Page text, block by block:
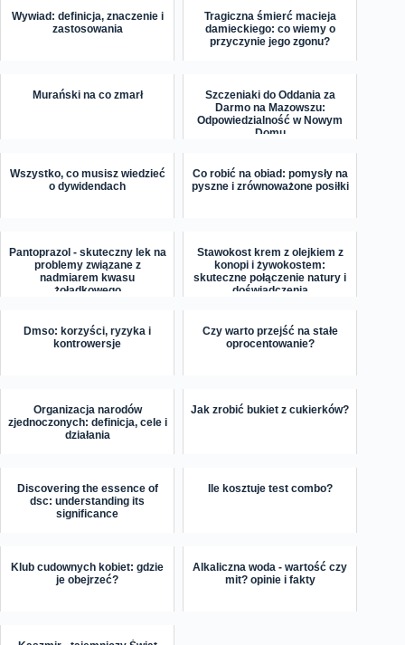
Wywiad: definicja, znaczenie i
zastosowania
Tragiczna śmierć macieja
damieckiego: co wiemy o
przyczynie jego zgonu?
Murański na co zmarł
Szczeniaki do Oddania za
Darmo na Mazowszu:
Odpowiedzialność w Nowym
Domu
Wszystko, co musisz wiedzieć
o dywidendach
Co robić na obiad: pomysły na
pyszne i zrównoważone posiłki
Pantoprazol - skuteczny lek na
problemy związane z
nadmiarem kwasu
żołądkowego
Stawokost krem z olejkiem z
konopi i żywokostem:
skuteczne połączenie natury i
doświadczenia
Dmso: korzyści, ryzyka i
kontrowersje
Czy warto przejść na stałe
oprocentowanie?
Organizacja narodów
zjednoczonych: definicja, cele i
działania
Jak zrobić bukiet z cukierków?
Discovering the essence of
dsc: understanding its
significance
Ile kosztuje test combo?
Klub cudownych kobiet: gdzie
je obejrzeć?
Alkaliczna woda - wartość czy
mit? opinie i fakty